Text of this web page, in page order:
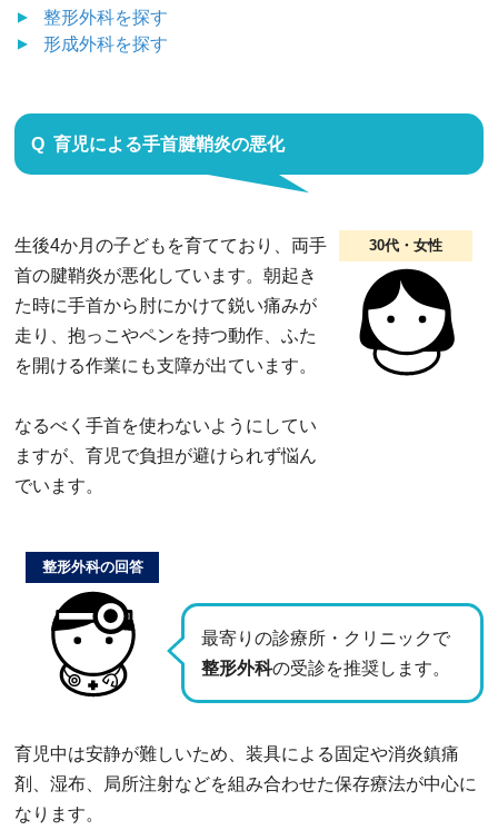
整形外科を探す
形成外科を探す
育児による手首腱鞘炎の悪化
30代・女性
生後4か月の子どもを育てており、両手
首の腱鞘炎が悪化しています。朝起き
た時に手首から肘にかけて鋭い痛みが
走り、抱っこやペンを持つ動作、ふた
を開ける作業にも支障が出ています。
なるべく手首を使わないようにしてい
ますが、育児で負担が避けられず悩ん
でいます。
最寄りの診療所・クリニックで
整形外科の受診を推奨します。
整形外科の回答
育児中は安静が難しいため、装具による固定や消炎鎮痛
剤、湿布、局所注射などを組み合わせた保存療法が中心に
なります。